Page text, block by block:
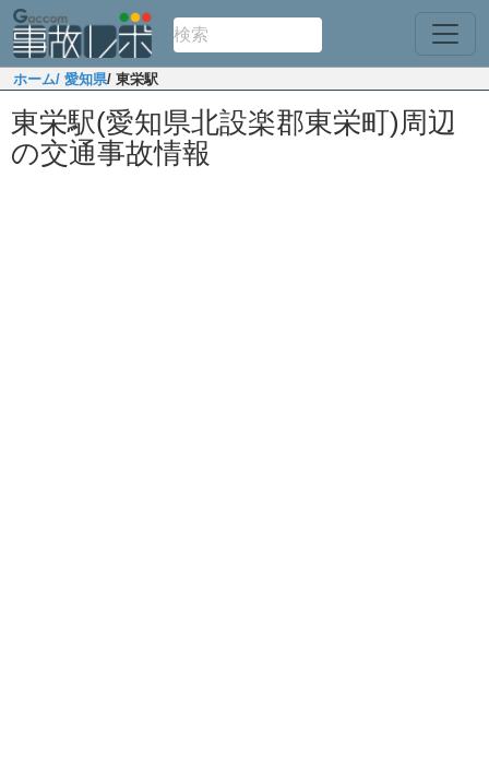
ホーム/ 愛知県/ 東栄駅
東栄駅(愛知県北設楽郡東栄町)周辺
の交通事故情報